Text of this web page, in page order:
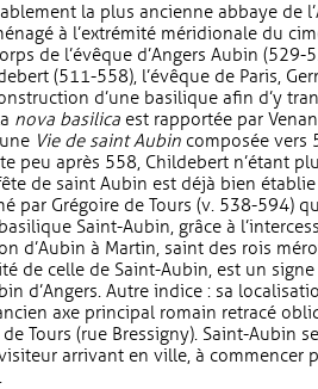
la plus ancienne abbaye de
à l’extrémité méridionale du
de l’évêque d’Angers Aubin (529-
(511-558), l’évêque de Paris,
d’une basilique afin d’y
nova basilica est rapportée par
Vie de saint Aubin composée vers
peu après 558, Childebert n’étant
de saint Aubin est déjà bien
par Grégoire de Tours (v. 538-594)
Saint-Aubin, grâce à
d’Aubin à Martin, saint des rois
de celle de Saint-Aubin, est un
d’Angers. Autre indice : sa
axe principal romain retracé
Tours (rue Bressigny). Saint-Aubin
arrivant en ville, à commencer